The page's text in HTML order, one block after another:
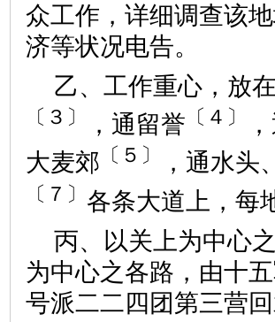
众工作，详细调查该
济等状况电告。
乙、工作重心，放
〔３〕 ，通留誉 〔４〕
大麦郊 〔５〕 ，通水头
〔７〕 各条大道上，每
丙、以关上为中心
为中心之各路，由十
号派二二四团第三营